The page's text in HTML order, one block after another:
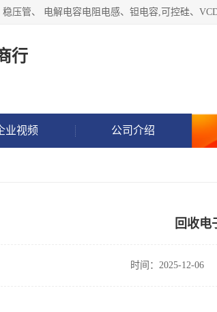
行
业视频 公司介绍
回收电
时间：2025-12-06